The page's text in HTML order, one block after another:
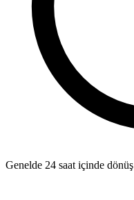
Genelde 24 saat içinde dönüş